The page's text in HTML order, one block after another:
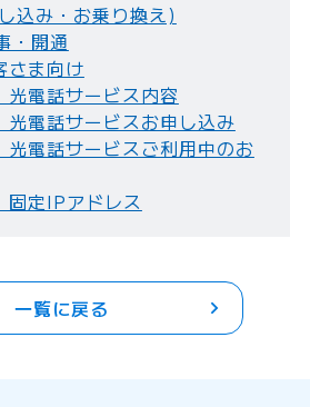
込み・お乗り換え)
・開通
さま向け
光電話サービス内容
光電話サービスお申し込み
光電話サービスご利用中のお
固定IPアドレス
一覧に戻る